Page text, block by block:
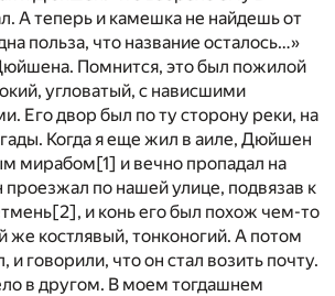
А теперь и камешка не найдешь от
польза, что название осталось…»
Помнится, это был пожилой
угловатый, с нависшими
Его двор был по ту сторону реки, на
Когда я еще жил в аиле, Дюйшен
мирабом[1] и вечно пропадал на
проезжал по нашей улице, подвязав к
[2], и конь его был похож чем-то
же костлявый, тонконогий. А потом
говорили, что он стал возить почту.
в другом. В моем тогдашнем